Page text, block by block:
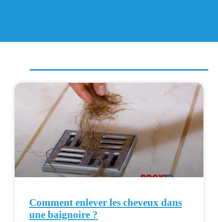
Comment enlever les cheveux dans
une baignoire ?